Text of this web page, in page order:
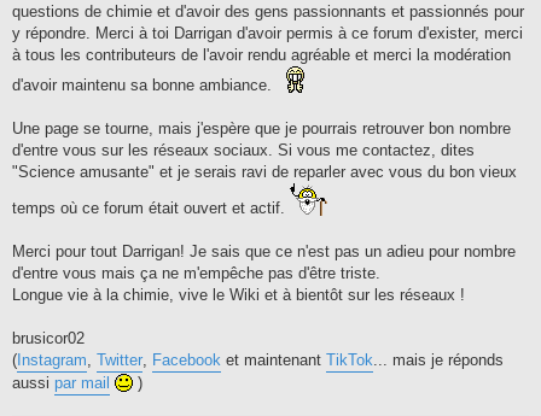
questions de chimie et d'avoir des gens passionnants et passionnés pour
y répondre. Merci à toi Darrigan d'avoir permis à ce forum d'exister, merci
à tous les contributeurs de l'avoir rendu agréable et merci la modération
d'avoir maintenu sa bonne ambiance.
Une page se tourne, mais j'espère que je pourrais retrouver bon nombre
d'entre vous sur les réseaux sociaux. Si vous me contactez, dites
"Science amusante" et je serais ravi de reparler avec vous du bon vieux
temps où ce forum était ouvert et actif.
Merci pour tout Darrigan! Je sais que ce n'est pas un adieu pour nombre
d'entre vous mais ça ne m'empêche pas d'être triste.
Longue vie à la chimie, vive le Wiki et à bientôt sur les réseaux !
brusicor02
(Instagram Twitter Facebook et maintenant TikTok ... mais je réponds
aussi par mail )